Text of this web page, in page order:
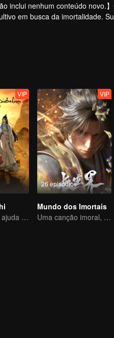
inclui nenhum conteúdo novo.
em busca da imortalidade.
na humanidade e
VIP
jovem mágico ajuda os povos
26 episódios
VIP
Mundo dos Imortais
Uma canção imoral, revelando sangue e lágrimas